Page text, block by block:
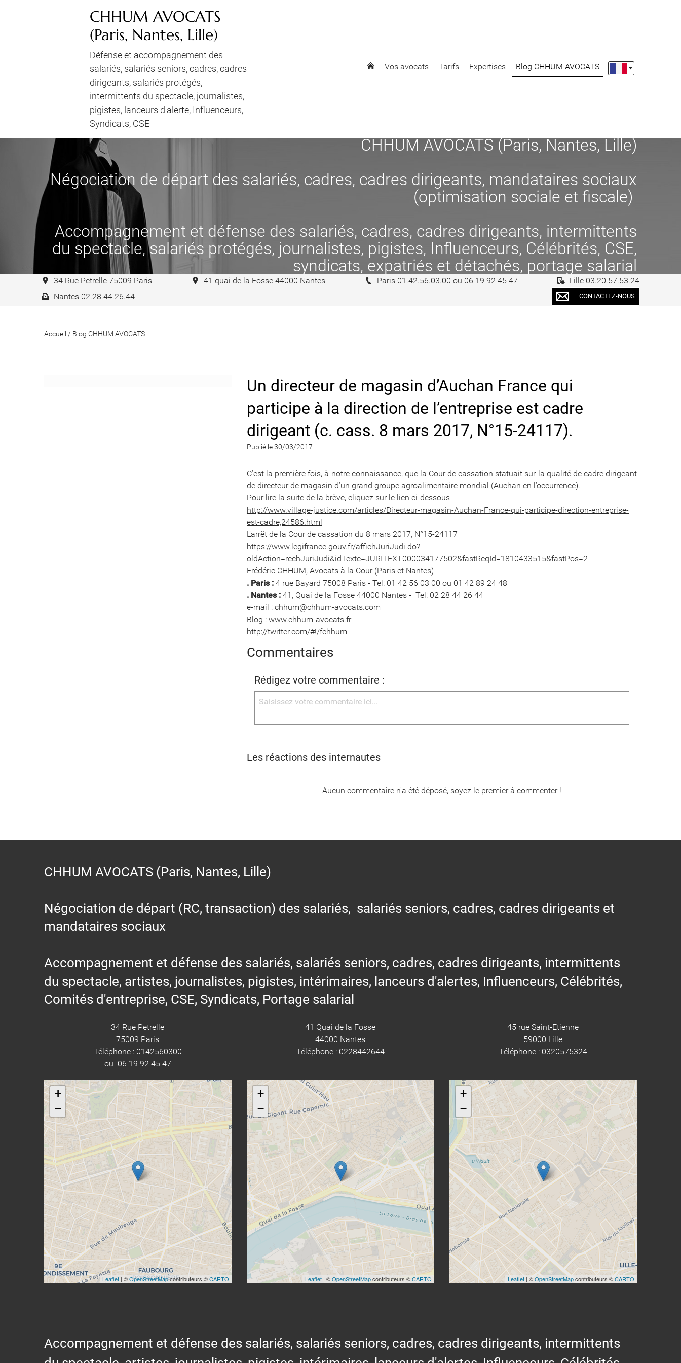
CHHUM AVOCATS
(Paris, Nantes, Lille)
Défense et accompagnement des
salariés, salariés seniors, cadres, cadres
dirigeants, salariés protégés,
intermittents du spectacle, journalistes,
pigistes, lanceurs d'alerte, Influenceurs,
Syndicats, CSE
Vos avocats Tarifs Expertises Blog CHHUM AVOCATS
CHHUM AVOCATS (Paris, Nantes, Lille)
Négociation de départ des salariés, cadres, cadres dirigeants, mandataires sociaux
(optimisation sociale et fiscale)
Accompagnement et défense des salariés, cadres, cadres dirigeants, intermittents
du spectacle, salariés protégés, journalistes, pigistes, Influenceurs, Célébrités, CSE,
syndicats, expatriés et détachés, portage salarial
34 Rue Petrelle 75009 Paris 41 quai de la Fosse 44000 Nantes Paris 01.42.56.03.00 ou 06 19 92 45 47
Lille 03.20.57.53.24
Nantes 02.28.44.26.44
CONTACTEZ-NOUS
Accueil / Blog CHHUM AVOCATS
Un directeur de magasin d’Auchan France qui
participe à la direction de l’entreprise est cadre
dirigeant (c. cass. 8 mars 2017, N°15-24117).
Publié le 30/03/2017
C’est la première fois, à notre connaissance, que la Cour de cassation statuait sur la qualité de cadre dirigeant
de directeur de magasin d’un grand groupe agroalimentaire mondial (Auchan en l’occurrence).
Pour lire la suite de la brève, cliquez sur le lien ci-dessous
http://www.village-justice.com/articles/Directeur-magasin-Auchan-France-qui-participe-direction-entreprise-
est-cadre,24586.html
L’arrêt de la Cour de cassation du 8 mars 2017, N°15-24117
https://www.legifrance.gouv.fr/affichJuriJudi.do?
oldAction=rechJuriJudi&idTexte=JURITEXT000034177502&fastReqId=1810433515&fastPos=2
Frédéric CHHUM, Avocats à la Cour (Paris et Nantes)
. Paris :4 rue Bayard 75008 Paris - Tel: 01 42 56 03 00 ou 01 42 89 24 48
. Nantes :41, Quai de la Fosse 44000 Nantes - Tel: 02 28 44 26 44
e-mail : chhum@chhum-avocats.com
Blog : www.chhum-avocats.fr
http://twitter.com/#!/fchhum
Commentaires
Rédigez votre commentaire :
Les réactions des internautes
Aucun commentaire n'a été déposé, soyez le premier à commenter !
CHHUM AVOCATS (Paris, Nantes, Lille)
Négociation de départ (RC, transaction) des salariés, salariés seniors, cadres, cadres dirigeants et
mandataires sociaux
Accompagnement et défense des salariés, salariés seniors, cadres, cadres dirigeants, intermittents
du spectacle, artistes, journalistes, pigistes, intérimaires, lanceurs d'alertes, Influenceurs, Célébrités,
Comités d'entreprise, CSE, Syndicats, Portage salarial
34 Rue Petrelle
75009 Paris
Téléphone : 0142560300
ou 06 19 92 45 47
+
−
Leaflet| ©OpenStreetMapcontributeurs ©CARTO
41 Quai de la Fosse
44000 Nantes
Téléphone : 0228442644
+
−
Leaflet| ©OpenStreetMapcontributeurs ©CARTO
45 rue Saint-Etienne
59000 Lille
Téléphone : 0320575324
+
−
Leaflet| ©OpenStreetMapcontributeurs ©CARTO
Accompagnement et défense des salariés, salariés seniors, cadres, cadres dirigeants, intermittents